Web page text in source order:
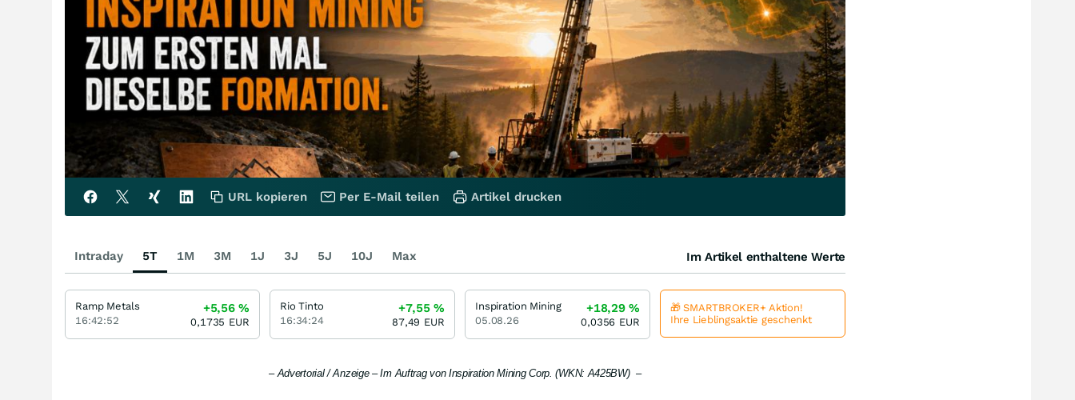
– Advertorial / Anzeige – Im Auftrag von Inspiration Mining Corp. (WKN: A425BW) –
URL kopieren Per E-Mail teilen Artikel drucken
Intraday 5T 1M 3M 1J 3J 5J 10J Max Im Artikel enthaltene Werte
Ramp Metals
16:42:52
+5,56%
0,1735 EUR
Rio Tinto
16:34:24
+7,55%
87,49 EUR
Inspiration Mining
05.08.26
+18,29%
0,0356 EUR
🎁 SMARTBROKER+ Aktion!
Ihre Lieblingsaktie geschenkt